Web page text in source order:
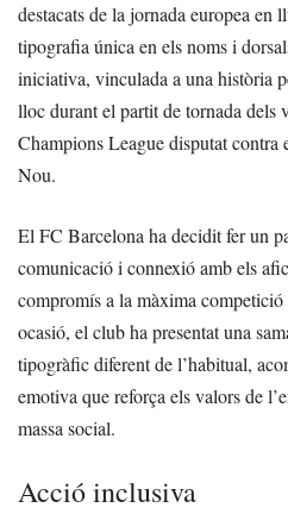
destacats de la jornada europea en
tipografia única en els noms i
iniciativa, vinculada a una història
lloc durant el partit de tornada dels
Champions League disputat
Nou.
El FC Barcelona ha decidit fer un
comunicació i connexió amb els
compromís a la màxima
ocasió, el club ha presentat una
tipogràfic diferent de l’habitual,
emotiva que reforça els valors de
massa social.
Acció inclusiva